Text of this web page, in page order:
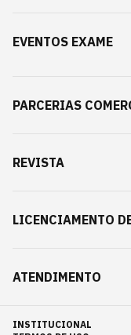
EVENTOS EXAME
PARCERIAS
REVISTA
LICENCIAMENTO
ATENDIMENTO
INSTITUCIONAL